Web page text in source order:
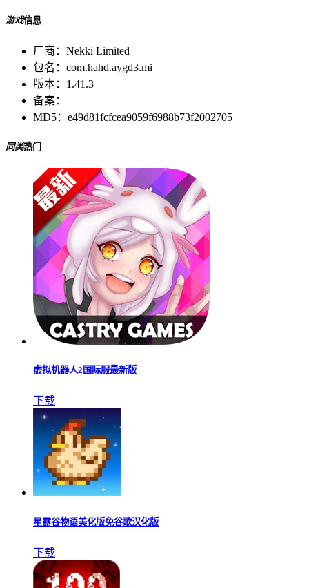
游戏信息
厂商： Nekki Limited
包名： com.hahd.aygd3.mi
版本： 1.41.3
备案：
MD5： e49d81fcfcea9059f6988b73f2002705
同类热门
虚拟机器人2国际服最新版
下载
星露谷物语美化版免谷歌汉化版
下载